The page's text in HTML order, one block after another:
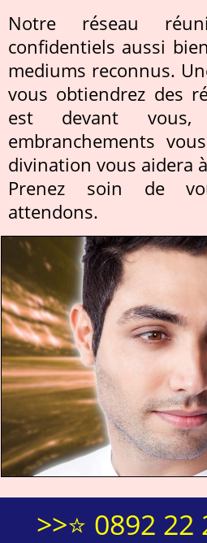
Notre réseau
confidentiels aussi
mediums reconnus.
vous obtiendrez des
est devant vous,
embranchements
divination vous aidera
Prenez soin de
attendons.
>>⭐ 0892 22